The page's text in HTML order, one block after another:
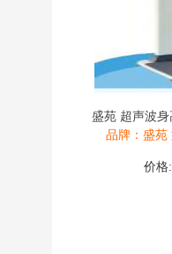
盛苑 超声波
品牌：盛苑
价格: